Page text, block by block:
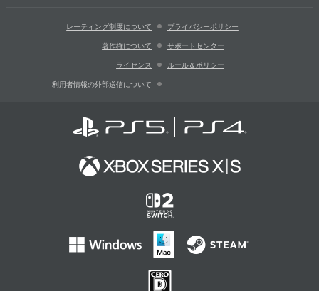
レーティング制度について プライバシーポリシー
著作権について サポートセンター
ライセンス ルール＆ポリシー
利用者情報の外部送信について